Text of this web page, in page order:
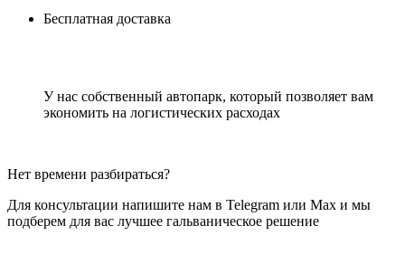
Бесплатная доставка
У нас собственный автопарк, который позволяет вам
экономить на логистических расходах
Нет времени разбираться?
Для консультации напишите нам в Telegram или Max и мы
подберем для вас лучшее гальваническое решение